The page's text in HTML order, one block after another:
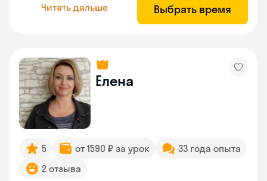
Читать дальше Выбрать время
Елена
5 от 1590 ₽ за урок
33 года опыта
2 отзыва